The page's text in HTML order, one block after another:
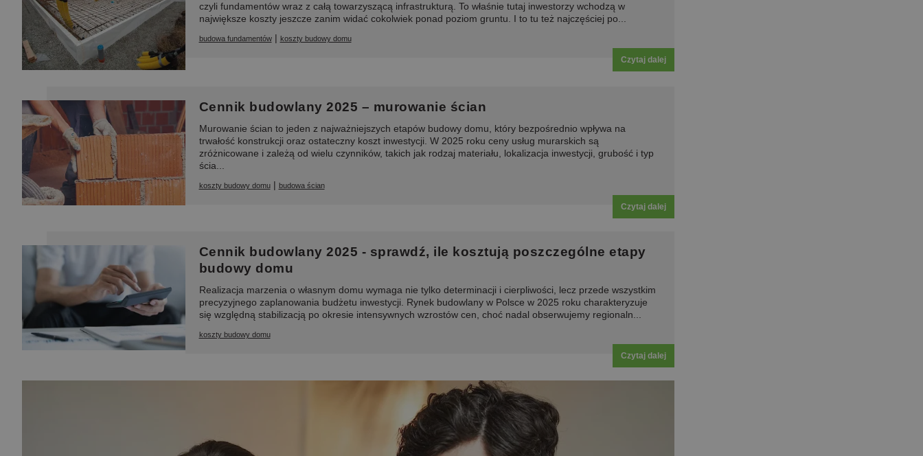
czyli fundamentów wraz z całą towarzyszącą infrastrukturą. To właśnie tutaj inwestorzy wchodzą w
największe koszty jeszcze zanim widać cokolwiek ponad poziom gruntu. I to tu też najczęściej po...
budowa fundamentów| koszty budowy domu
Czytaj dalej
Cennik budowlany 2025 – murowanie ścian
Murowanie ścian to jeden z najważniejszych etapów budowy domu, który bezpośrednio wpływa na
trwałość konstrukcji oraz ostateczny koszt inwestycji. W 2025 roku ceny usług murarskich są
zróżnicowane i zależą od wielu czynników, takich jak rodzaj materiału, lokalizacja inwestycji, grubość i typ
ścia...
koszty budowy domu| budowa ścian
Czytaj dalej
Cennik budowlany 2025 - sprawdź, ile kosztują poszczególne etapy
budowy domu
Realizacja marzenia o własnym domu wymaga nie tylko determinacji i cierpliwości, lecz przede wszystkim
precyzyjnego zaplanowania budżetu inwestycji. Rynek budowlany w Polsce w 2025 roku charakteryzuje
się względną stabilizacją po okresie intensywnych wzrostów cen, choć nadal obserwujemy regionaln...
koszty budowy domu
Czytaj dalej